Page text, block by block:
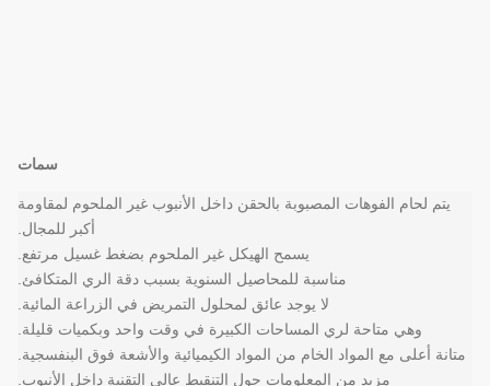
سمات
يتم لحام الفوهات المصبوبة بالحقن داخل الأنبوب غير الملحوم لمقاومة
أكبر للمجال.
يسمح الهيكل غير الملحوم بضغط غسيل مرتفع.
مناسبة للمحاصيل السنوية بسبب دقة الري المتكافئ.
لا يوجد عائق لمحلول التمريض في الزراعة المائية.
وهي متاحة لري المساحات الكبيرة في وقت واحد وبكميات قليلة.
متانة أعلى مع المواد الخام من المواد الكيميائية والأشعة فوق البنفسجية.
مزيد من المعلومات حول التنقيط عالي التقنية داخل الأنبوب.